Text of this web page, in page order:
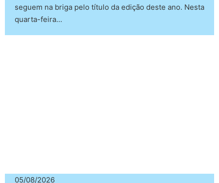
seguem na briga pelo título da edição deste ano. Nesta
quarta-feira…
05/08/2026